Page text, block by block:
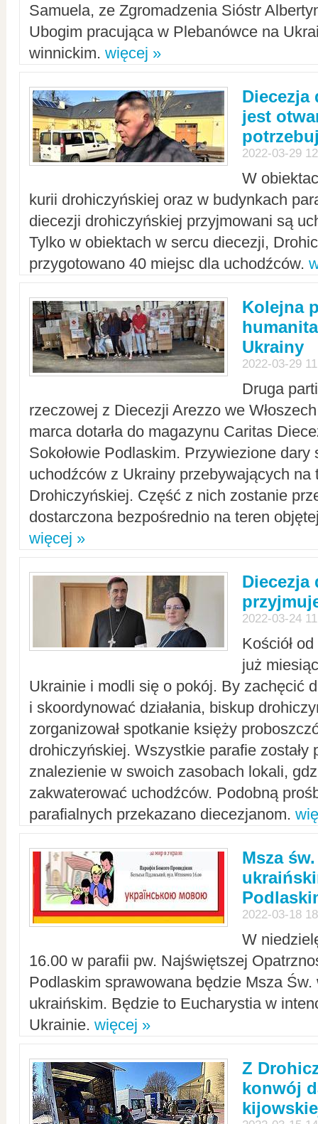
Samuela, ze Zgromadzenia Sióstr
Ubogim pracująca w Plebanówce na
winnickim. więcej »
Diecezja
jest
2022-03-29
W
kurii drohiczyńskiej oraz w budynkach
diecezji drohiczyńskiej przyjmowani są
Tylko w obiektach w sercu diecezji,
przygotowano 40 miejsc dla uchodźców.
Kolejna
Ukrainy
2022-03-29
Druga
rzeczowej z Diecezji Arezzo we
marca dotarła do magazynu Caritas
Sokołowie Podlaskim. Przywiezione dary
uchodźców z Ukrainy przebywających na
Drohiczyńskiej. Część z nich zostanie
dostarczona bezpośrednio na teren
więcej »
Diecezja
2022-03-24
Kościół
już
Ukrainie i modli się o pokój. By zachęcić
i skoordynować działania, biskup
zorganizował spotkanie księży
drohiczyńskiej. Wszystkie parafie zostały
znalezienie w swoich zasobach lokali,
zakwaterować uchodźców. Podobną
parafialnych przekazano diecezjanom.
Msza
2022-03-18
W
16.00 w parafii pw. Najświętszej
Podlaskim sprawowana będzie Msza Św.
ukraińskim. Będzie to Eucharystia w
Ukrainie. więcej »
Z
konwój